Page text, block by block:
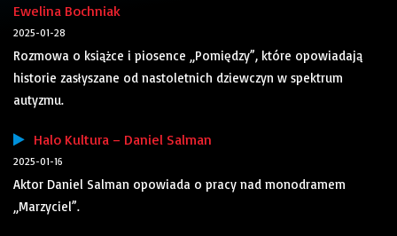
Ewelina Bochniak
2025-01-28
Rozmowa o książce i piosence „Pomiędzy”, które opowiadają
historie zasłyszane od nastoletnich dziewczyn w spektrum
autyzmu.
Halo Kultura – Daniel Salman
2025-01-16
Aktor Daniel Salman opowiada o pracy nad monodramem
„Marzyciel”.